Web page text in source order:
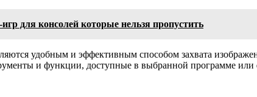
для консолей которые нельзя пропустить
удобным и эффективным способом захвата
и функции, доступные в выбранной программе или